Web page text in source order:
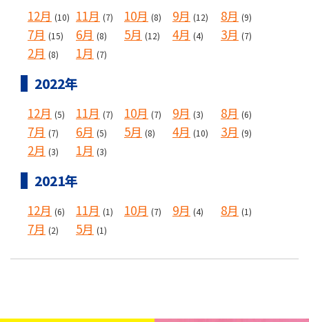
12月 (10) 11月 (7) 10月 (8) 9月 (12) 8月 (9)
7月 (15) 6月 (8) 5月 (12) 4月 (4) 3月 (7)
2月 (8) 1月 (7)
2022年
12月 (5) 11月 (7) 10月 (7) 9月 (3) 8月 (6)
7月 (7) 6月 (5) 5月 (8) 4月 (10) 3月 (9)
2月 (3) 1月 (3)
2021年
12月 (6) 11月 (1) 10月 (7) 9月 (4) 8月 (1)
7月 (2) 5月 (1)